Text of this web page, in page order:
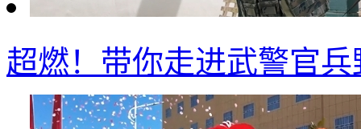
超燃！带你走进武警官